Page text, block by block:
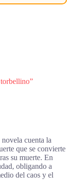
novela cuenta la
que se convierte
su muerte. En
obligando a
del caos y el